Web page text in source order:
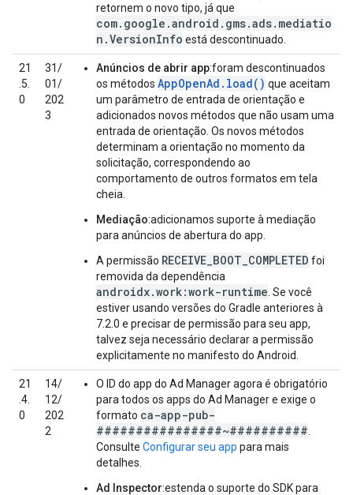
retornem o novo tipo, já que
com.google.android.gms.ads.mediatio
n.VersionInfo está descontinuado.
21
.5.
0
31/
01/
202
3
Anúncios de abrir app:foram descontinuados
os métodos AppOpenAd.load() que aceitam
um parâmetro de entrada de orientação e
adicionados novos métodos que não usam uma
entrada de orientação. Os novos métodos
determinam a orientação no momento da
solicitação, correspondendo ao
comportamento de outros formatos em tela
cheia.
Mediação:adicionamos suporte à mediação
para anúncios de abertura do app.
A permissão RECEIVE_BOOT_COMPLETED foi
removida da dependência
androidx.work:work-runtime . Se você
estiver usando versões do Gradle anteriores à
7.2.0 e precisar de permissão para seu app,
talvez seja necessário declarar a permissão
explicitamente no manifesto do Android.
21
.4.
0
14/
12/
202
2
O ID do app do Ad Manager agora é obrigatório
para todos os apps do Ad Manager e exige o
formato ca-app-pub-
################~##########
Consulte Configurar seu app para mais
detalhes.
Ad Inspector:estenda o suporte do SDK para